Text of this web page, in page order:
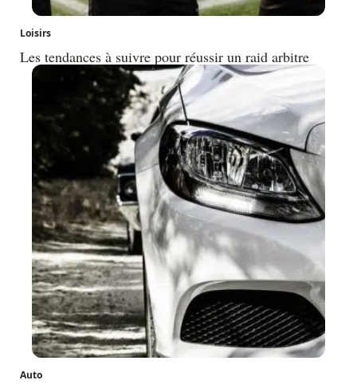
Loisirs
Les tendances à suivre pour réussir un raid arbitre
Auto